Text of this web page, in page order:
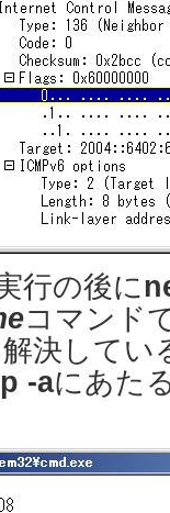
行の後に
コマンド
決して
-aにあた